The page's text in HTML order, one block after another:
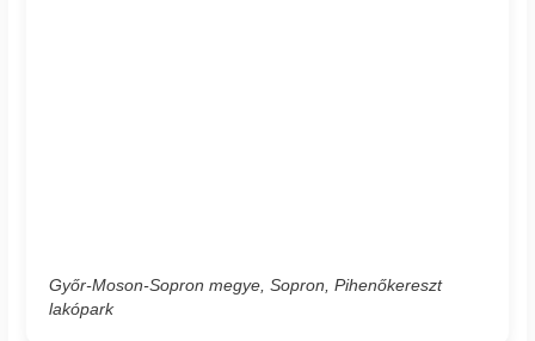
Győr-Moson-Sopron megye, Sopron, Pihenőkereszt
lakópark